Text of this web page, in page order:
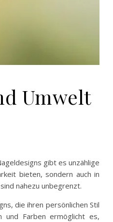
Umwelt
gibt es unzählige
bieten, sondern auch in
nahezu unbegrenzt.
die ihren persönlichen Stil
und Farben ermöglicht es,